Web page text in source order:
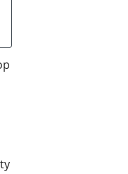
OG KOSMETIKK
OG HJEM
OG MOTE
OG ANTIKVITETER